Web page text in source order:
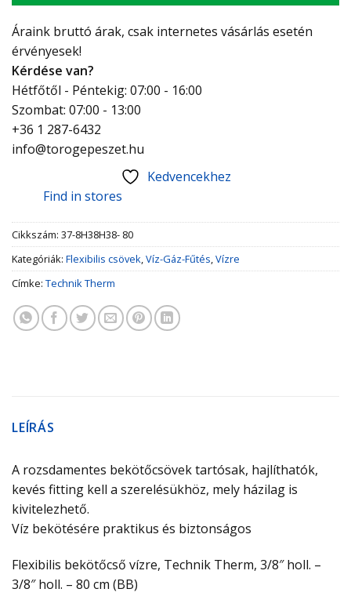
Áraink bruttó árak, csak internetes vásárlás esetén
érvényesek!
Kérdése van?
Hétfőtől - Péntekig: 07:00 - 16:00
Szombat: 07:00 - 13:00
+36 1 287-6432
info@torogepeszet.hu
Kedvencekhez
Find in stores
Cikkszám: 37-8H38H38- 80
Kategóriák: Flexibilis csövek,Víz-Gáz-Fűtés,Vízre
Címke: Technik Therm
LEÍRÁS
A rozsdamentes bekötőcsövek tartósak, hajlíthatók,
kevés fitting kell a szerelésükhöz, mely házilag is
kivitelezhető.
Víz bekötésére praktikus és biztonságos
Flexibilis bekötőcső vízre, Technik Therm, 3/8″ holl. –
3/8″ holl. – 80 cm (BB)